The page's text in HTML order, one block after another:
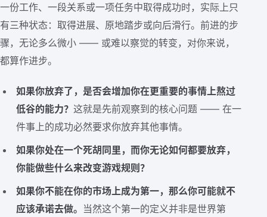
一份工作、一段关系或一项任务中取得成功时，实际上只
有三种状态：取得进展、原地踏步或向后滑行。前进的步
骤，无论多么微小 —— 或难以察觉的转变，对你来说，
都算作进步。
如果你放弃了，是否会增加你在更重要的事情上熬过
低谷的能力？这就是先前观察到的核心问题 —— 在一
件事上的成功必然要求你放弃其他事情。
如果你处在一个死胡同里，而你无论如何都要放弃，
你能做些什么来改变游戏规则？
如果你不能在你的市场上成为第一，那么你可能就不
应该承诺去做。 当然这个第一的定义并非是世界第